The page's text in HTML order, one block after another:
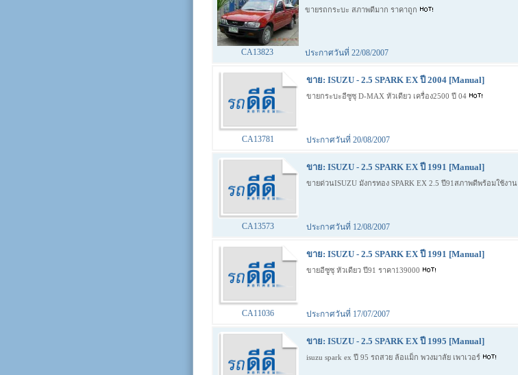
ขายรถกระบะ สภาพดีมาก ราคาถูก
CA13823 ประกาศวันที่ 22/08/2007
ขาย: ISUZU - 2.5 SPARK EX ปี 2004 [Manual]
ขายกระบะอีซูซุ D-MAX หัวเดียว เครื่อง2500 ปี 04
CA13781 ประกาศวันที่ 20/08/2007
ขาย: ISUZU - 2.5 SPARK EX ปี 1991 [Manual]
ขายด่วนISUZU มังกรทอง SPARK EX 2.5 ปี91สภาพดีพร้อมใช้งาน
CA13573 ประกาศวันที่ 12/08/2007
ขาย: ISUZU - 2.5 SPARK EX ปี 1991 [Manual]
ขายอีซูซุ หัวเดียว ปี91 ราคา139000
CA11036 ประกาศวันที่ 17/07/2007
ขาย: ISUZU - 2.5 SPARK EX ปี 1995 [Manual]
isuzu spark ex ปี 95 รถสวย ล้อแม็ก พวงมาลัย เพาเวอร์